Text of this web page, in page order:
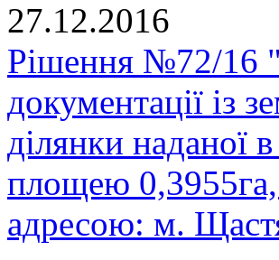
27.12.2016
Рішення №72/16
документації із
ділянки наданої
площею 0,3955га,
адресою: м.